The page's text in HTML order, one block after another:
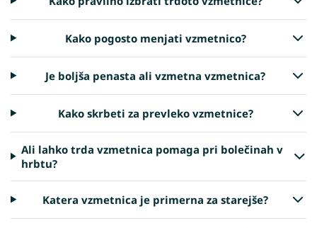
Kako pogosto menjati vzmetnico?
Je boljša penasta ali vzmetna vzmetnica?
Kako skrbeti za prevleko vzmetnice?
Ali lahko trda vzmetnica pomaga pri bolečinah v
hrbtu?
Katera vzmetnica je primerna za starejše?